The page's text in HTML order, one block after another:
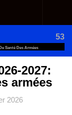
53
Santé Des Armées
2027:
armées
2026